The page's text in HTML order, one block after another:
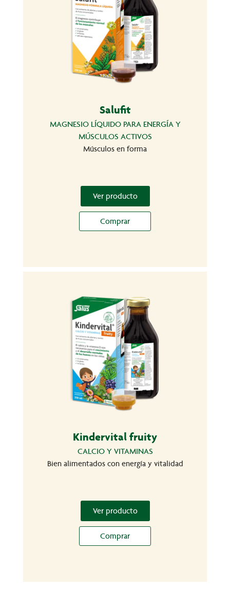
Salufit
MAGNESIO LÍQUIDO PARA ENERGÍA Y
MÚSCULOS ACTIVOS
Músculos en forma
Ver producto
Comprar
Kindervital fruity
CALCIO Y VITAMINAS
Bien alimentados con energía y vitalidad
Ver producto
Comprar